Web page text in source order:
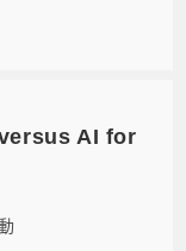
versus AI for